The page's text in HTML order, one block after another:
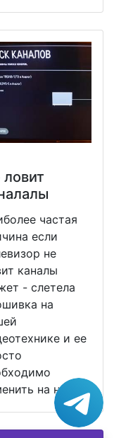
частая
если
не
каналы
- слетела
на
и ее
на новую